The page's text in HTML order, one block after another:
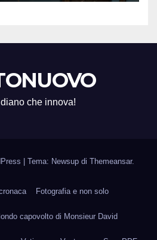
che innova!
Tema: Newsup di Themeansar.
Fotografia e non solo
capovolto di Monsieur David